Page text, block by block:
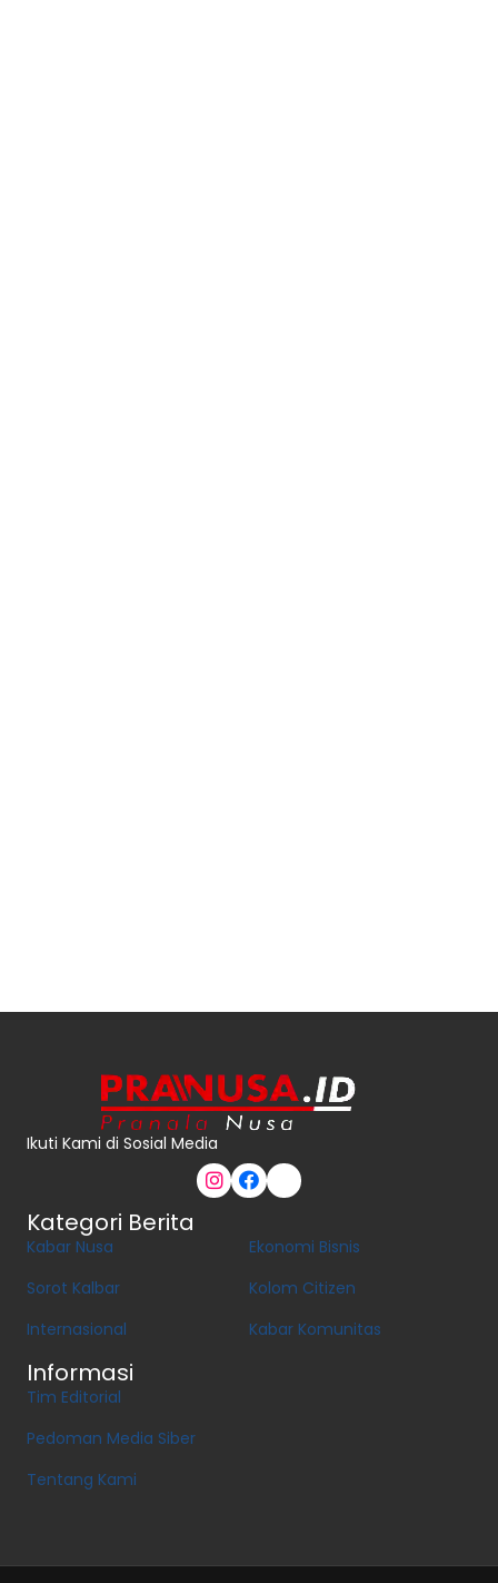
Ikuti Kami di Sosial Media
Kategori Berita
Kabar Nusa
Sorot Kalbar
Internasional
Ekonomi Bisnis
Kolom Citizen
Kabar Komunitas
Informasi
Tim Editorial
Pedoman Media Siber
Tentang Kami